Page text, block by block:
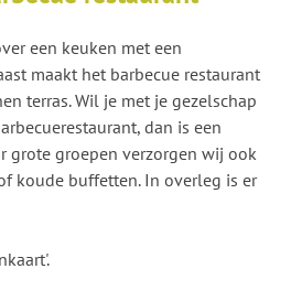
een keuken met een
maakt het barbecue restaurant
terras. Wil je met je gezelschap
dan is een
grote groepen verzorgen wij ook
koude buffetten. In overleg is er